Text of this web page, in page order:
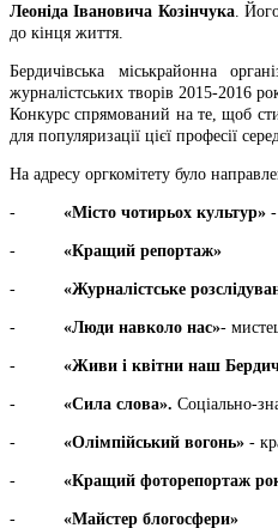
Леоніда Івановича Козінчука .
до кінця життя.
Бердичівська міськрайонна
журналістських творів 2015-2016
Конкурс спрямований на те, щоб
для популяризації цієї професії
На адресу оргкомітету було
- «Місто чотирьох культур»
- «Кращий репортаж»
- «Журналістське
- «Люди навколо нас»-
- «Живи і квітни наш
- «Сила слова». Соціально-
- «Олімпійський вогонь» -
- «Кращий фоторепортаж
- «Майстер блогосфери»